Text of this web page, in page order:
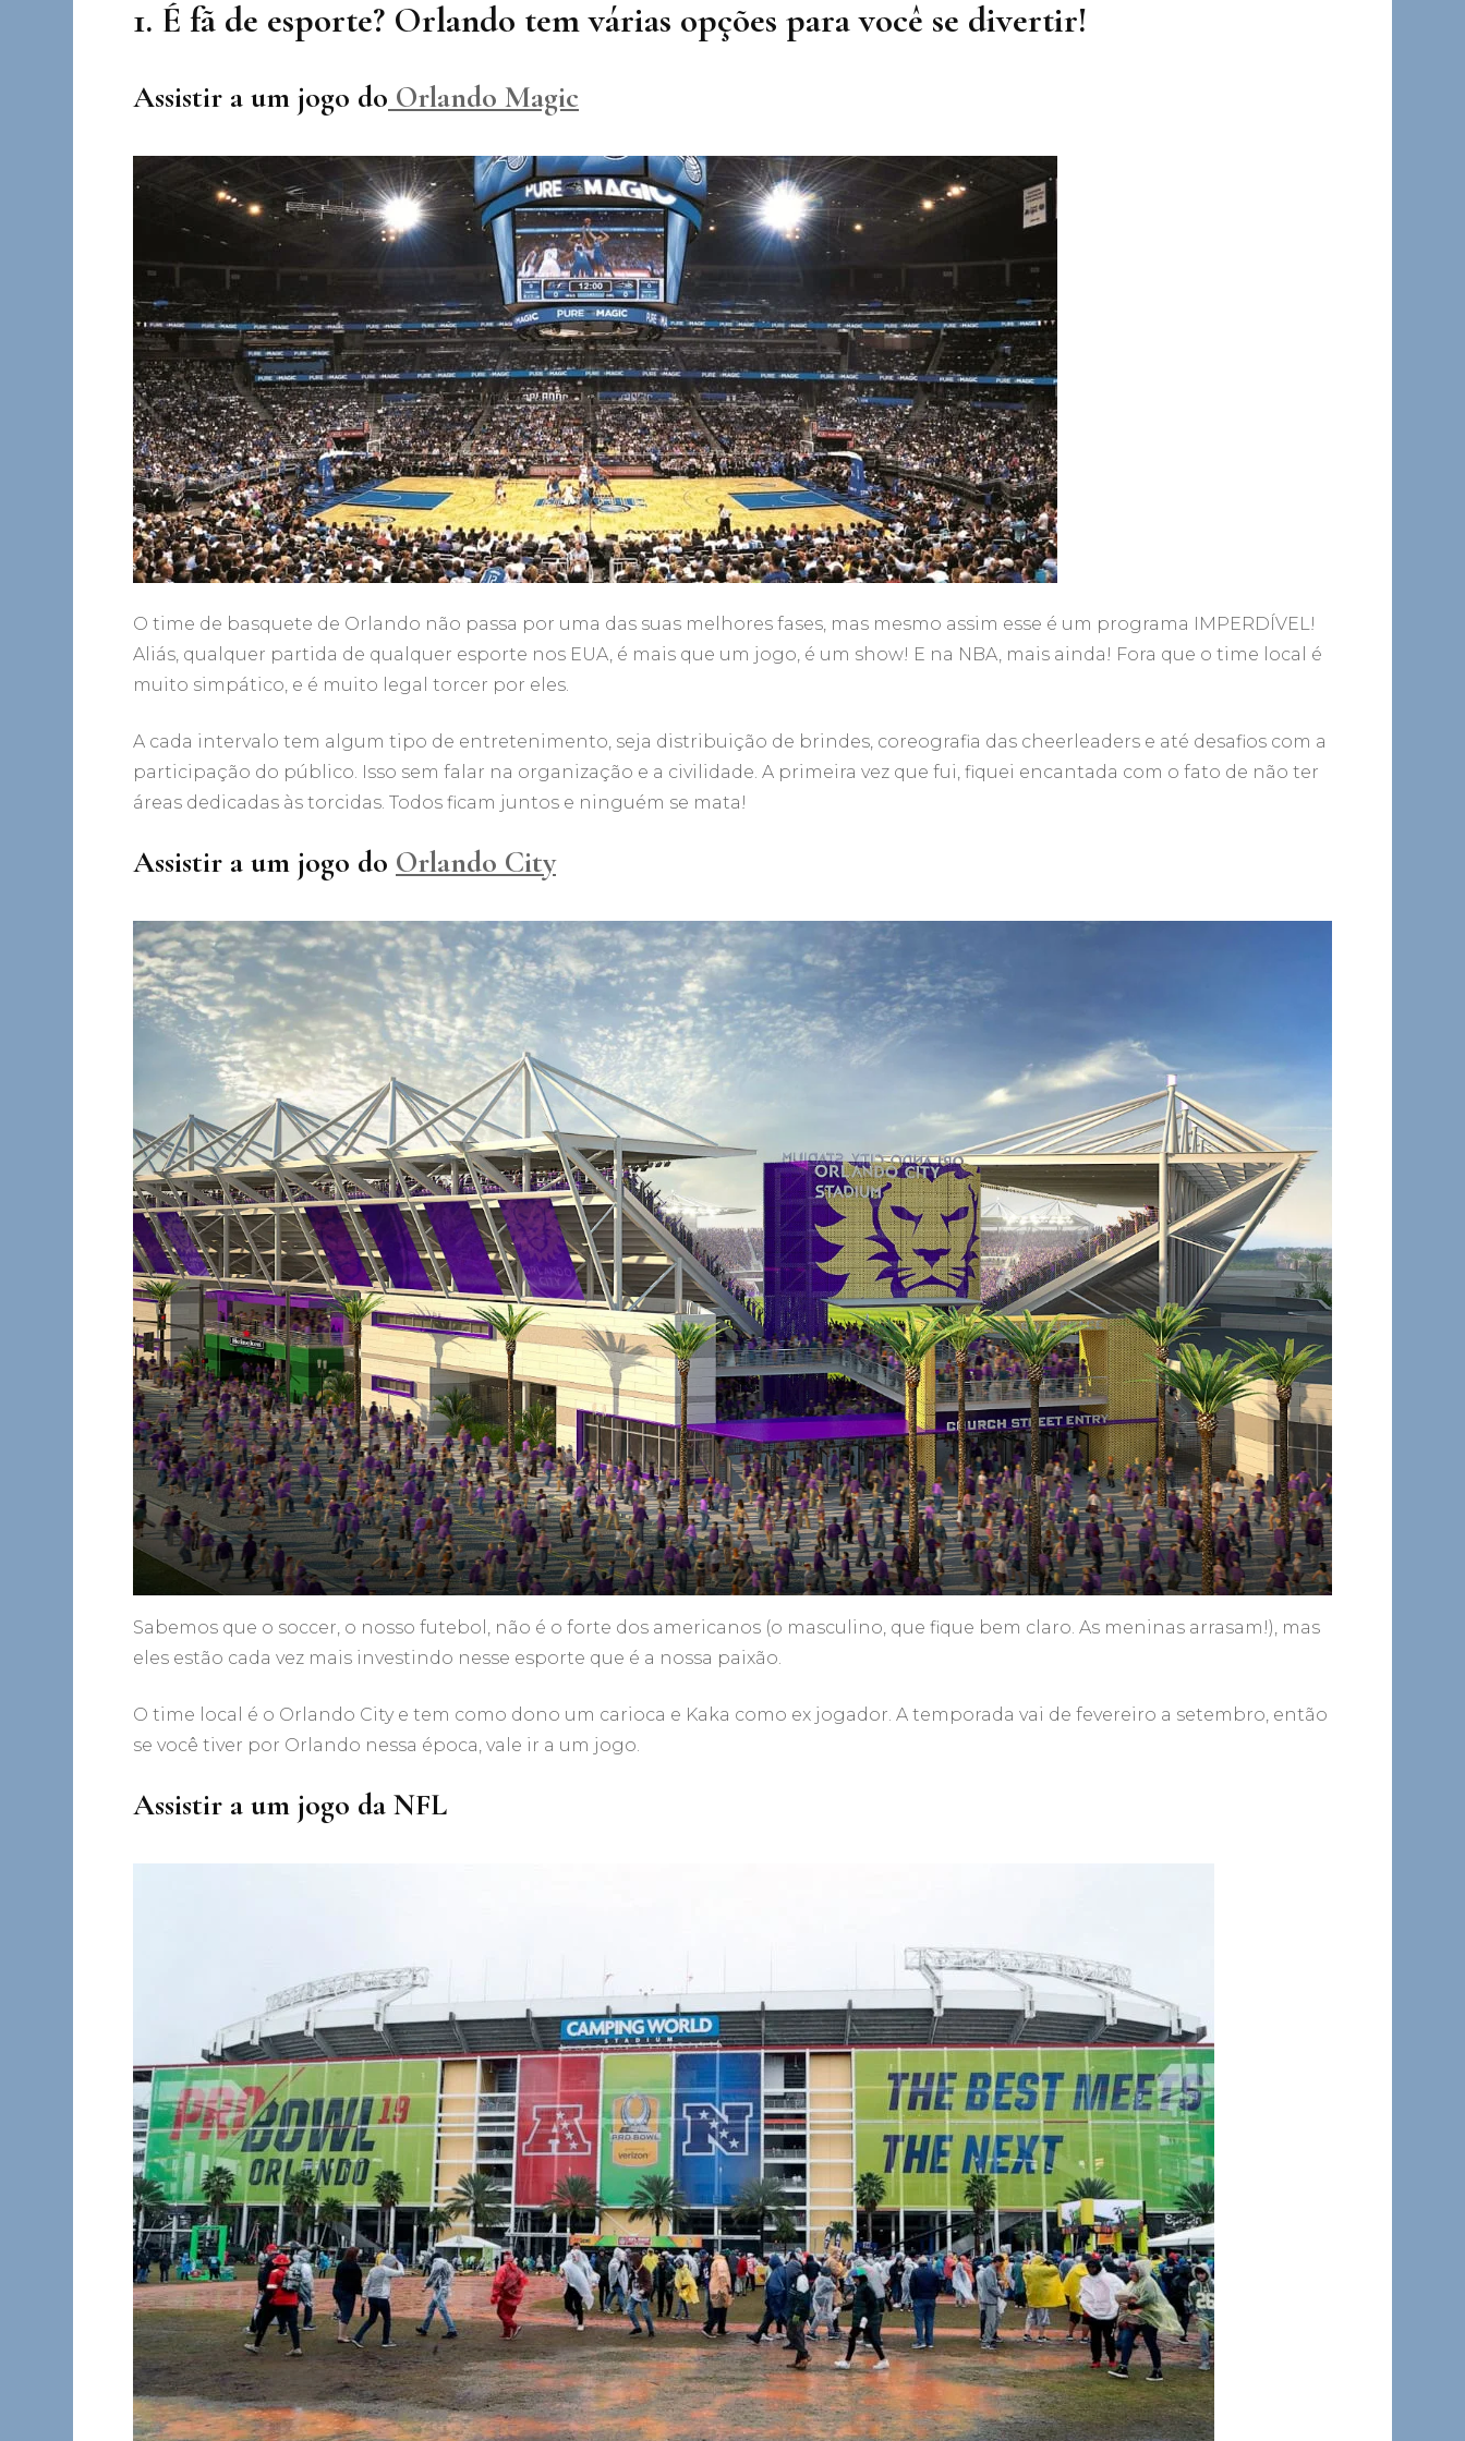
1. É fã de esporte? Orlando tem várias opções para você se divertir!
Assistir a um jogo do Orlando Magic
O time de basquete de Orlando não passa por uma das suas melhores fases, mas mesmo assim esse é um programa IMPERDÍVEL!
Aliás, qualquer partida de qualquer esporte nos EUA, é mais que um jogo, é um show! E na NBA, mais ainda! Fora que o time local é
muito simpático, e é muito legal torcer por eles.
A cada intervalo tem algum tipo de entretenimento, seja distribuição de brindes, coreografia das cheerleaders e até desafios com a
participação do público. Isso sem falar na organização e a civilidade. A primeira vez que fui, fiquei encantada com o fato de não ter
áreas dedicadas às torcidas. Todos ficam juntos e ninguém se mata!
Assistir a um jogo do Orlando City
Sabemos que o soccer, o nosso futebol, não é o forte dos americanos (o masculino, que fique bem claro. As meninas arrasam!), mas
eles estão cada vez mais investindo nesse esporte que é a nossa paixão.
O time local é o Orlando City e tem como dono um carioca e Kaka como ex jogador. A temporada vai de fevereiro a setembro, então
se você tiver por Orlando nessa época, vale ir a um jogo.
Assistir a um jogo da NFL